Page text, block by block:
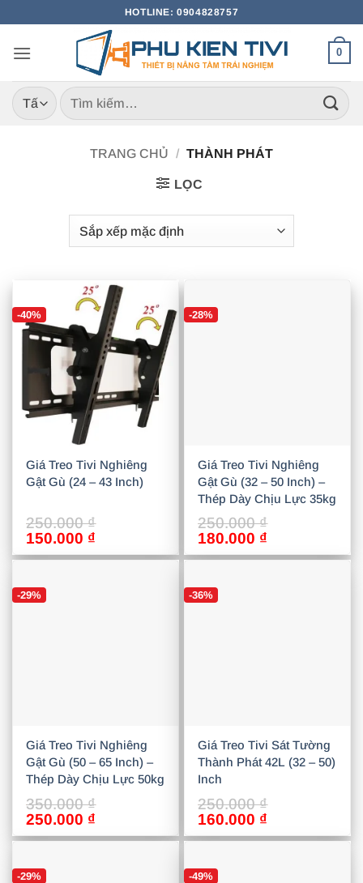
nội
HOTLINE: 0904828757
0
Tìm
kiếm:
TRANG CHỦ / THÀNH PHÁT
LỌC
-40%
Giá Treo Tivi Nghiêng
Gật Gù (24 – 43 Inch)
250.000₫
Giá
gốc
250.000 ₫.
150.000 ₫
hiện
-28%
Giá Treo Tivi Nghiêng
Gật Gù (32 – 50 Inch) –
Thép Dày Chịu Lực 35kg
250.000₫
Giá
gốc
250.000 ₫.
180.000 ₫
hiện
-29%
Giá Treo Tivi Nghiêng
Gật Gù (50 – 65 Inch) –
Thép Dày Chịu Lực 50kg
350.000₫
Giá
gốc
350.000 ₫.
250.000 ₫
hiện
-36%
Giá Treo Tivi Sát Tường
Thành Phát 42L (32 – 50)
Inch
250.000₫
Giá
gốc
250.000 ₫.
160.000 ₫
hiện
-29% -49%